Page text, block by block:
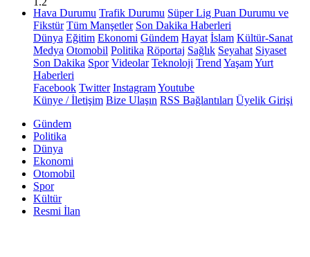
Hava Durumu Trafik Durumu Süper Lig Puan Durumu ve
Fikstür Tüm Manşetler Son Dakika Haberleri
Dünya Eğitim Ekonomi Gündem Hayat İslam Kültür-Sanat
Medya Otomobil Politika Röportaj Sağlık Seyahat Siyaset
Son Dakika Spor Videolar Teknoloji Trend YaşamYurt
Haberleri
Facebook Twitter InstagramYoutube
Künye / İletişim Bize Ulaşın RSS Bağlantıları Üyelik Girişi
Gündem
Politika
Dünya
Ekonomi
Otomobil
Spor
Kültür
Resmi İlan